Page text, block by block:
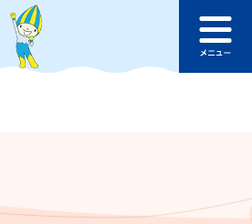
このページの本文へ
ュ